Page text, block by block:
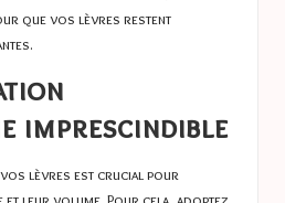
que vos lèvres restent
imprescindible
lèvres est crucial pour